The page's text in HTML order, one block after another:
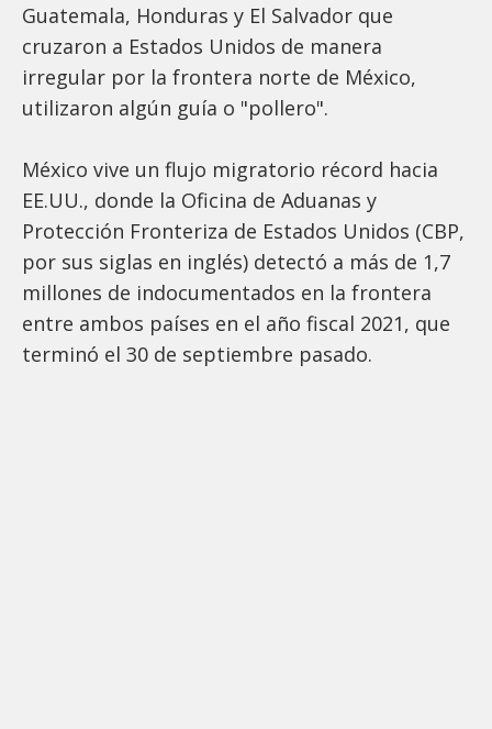
Guatemala, Honduras y El Salvador que
cruzaron a Estados Unidos de manera
irregular por la frontera norte de México,
utilizaron algún guía o "pollero".
México vive un flujo migratorio récord hacia
EE.UU., donde la Oficina de Aduanas y
Protección Fronteriza de Estados Unidos (CBP,
por sus siglas en inglés) detectó a más de 1,7
millones de indocumentados en la frontera
entre ambos países en el año fiscal 2021, que
terminó el 30 de septiembre pasado.